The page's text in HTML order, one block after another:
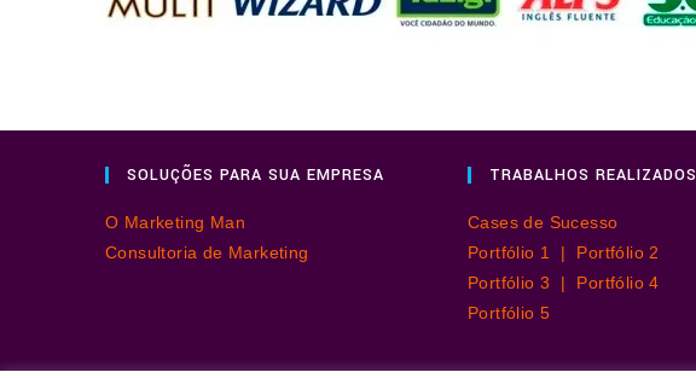
SOLUÇÕES PARA SUA EMPRESA
O Marketing Man
Consultoria de Marketing
TRABALHOS REALIZADOS
Cases de Sucesso
Portfólio 1 | Portfólio 2
Portfólio 3 | Portfólio 4
Portfólio 5